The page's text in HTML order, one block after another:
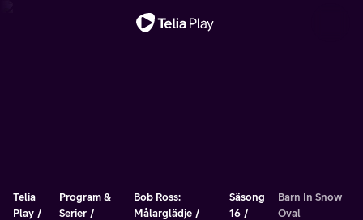
Telia
Play
Program &
Serier
Bob Ross:
Målarglädje
Säsong
16
Barn In Snow
Oval